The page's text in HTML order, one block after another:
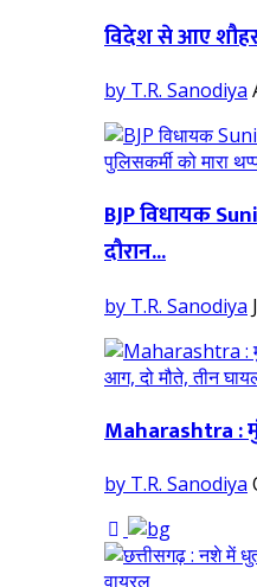
विदेश से आए शौहर
by T.R. Sanodiya
BJP विधायक
दौरान...
by T.R. Sanodiya
Maharashtra :
by T.R. Sanodiya